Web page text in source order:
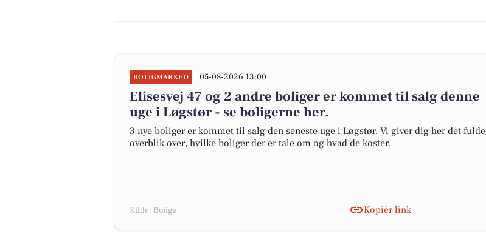
BOLIGMARKED 05-08-2026 13:00
Elisesvej 47 og 2 andre boliger er kommet til salg denne
uge i Løgstør - se boligerne her.
3 nye boliger er kommet til salg den seneste uge i Løgstør. Vi giver dig her det fulde
overblik over, hvilke boliger der er tale om og hvad de koster.
Kilde: Boliga Kopiér link